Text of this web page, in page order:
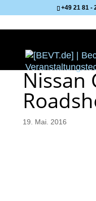
+49 21 81 -
Nissan
19. Mai. 2016